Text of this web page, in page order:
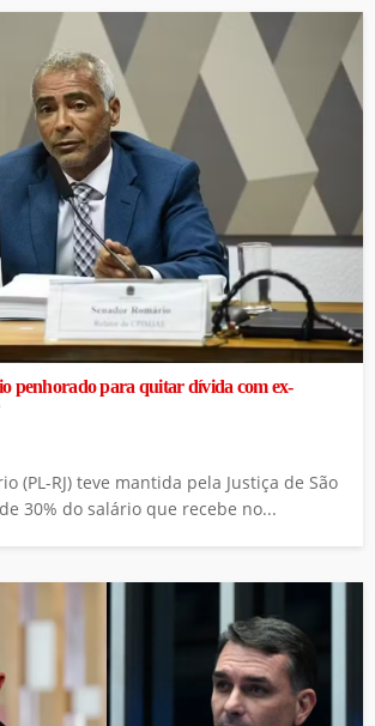
penhorado para quitar dívida com ex-
(PL-RJ) teve mantida pela Justiça de São
30% do salário que recebe no...